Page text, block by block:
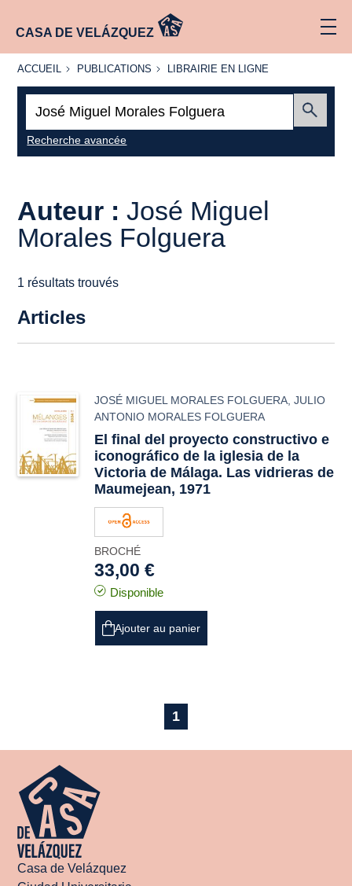
CASA DE VELÁZQUEZ
ACCUEIL
ACCUEIL PUBLICATIONS
PUBLICATIONS
LIBRAIRIE
LIBRAIRIE EN LIGNE
Recherche avancée
Auteur :José Miguel
Morales Folguera
1 résultats trouvés
Articles
JOSÉ MIGUEL MORALES FOLGUERA ,JULIO
ANTONIO MORALES FOLGUERA
El final del proyecto constructivo e
iconográfico de la iglesia de la
Victoria de Málaga. Las vidrieras de
Maumejean, 1971
BROCHÉ
33,00 €
Disponible
Ajouter au panier
1
Casa de Velázquez